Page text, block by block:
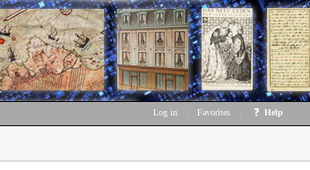
Log in Favorites Help